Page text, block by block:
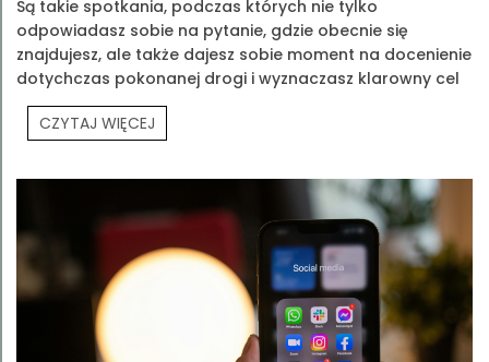
Są takie spotkania, podczas których nie tylko
odpowiadasz sobie na pytanie, gdzie obecnie się
znajdujesz, ale także dajesz sobie moment na docenienie
dotychczas pokonanej drogi i wyznaczasz klarowny cel
na przyszłość. Jednym z takich spotkań było Prouvé
Partners Meeting.
CZYTAJ WIĘCEJ